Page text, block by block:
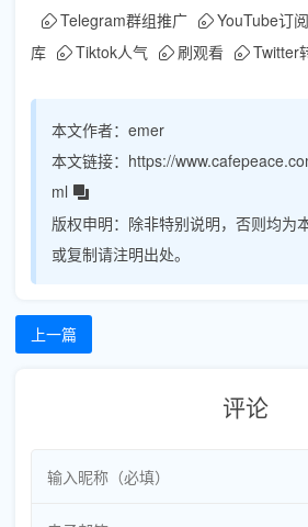
Telegram群组推广
YouTube订阅
库
Tiktok人气 刷观看 Twitter
本文作者： emer
本文链接： https://
ml
版权申明： 除非特别说明，否则均为
或复制请注明出处。
上一篇
评论